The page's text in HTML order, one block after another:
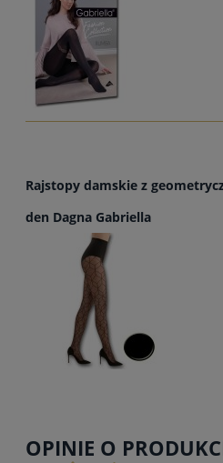
Rajstopy damskie z
den Dagna Gabriella
OPINIE O